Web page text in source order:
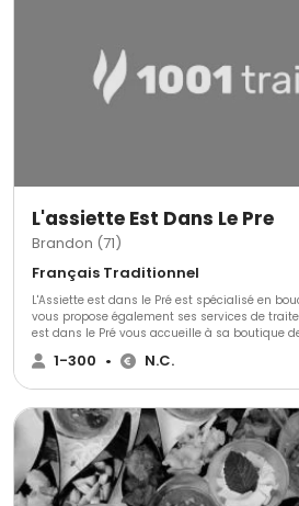
L'assiette Est Dans Le Pre
Brandon (71)
Français Traditionnel
L'Assiette est dans le Pré est spécialisé en
vous propose également ses services de
est dans le Pré vous accueille à sa boutique
Loire, et vous propose de découvrir toutes ses
charcuterie, mais vous propose aussi de
amoureux de la cuisine, tous deux vous
réalisées à partir de produits frais et
écoute, ils vous proposent diverses formules
de tout évènement familial ou professionnel,
est dans le Pré.
1-300 • N.C.